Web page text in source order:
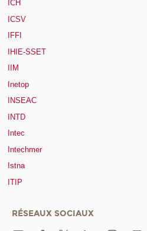
ICH
ICSV
IFFI
IHIE-SSET
IIM
Inetop
INSEAC
INTD
Intec
Intechmer
Istna
ITIP
RÉSEAUX SOCIAUX